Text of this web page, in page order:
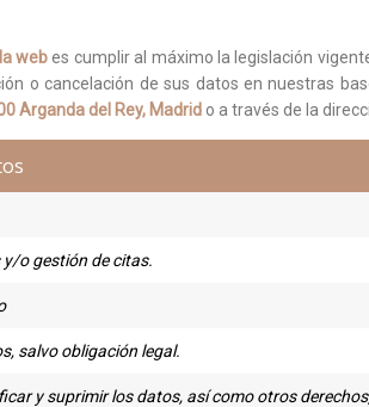
webes cumplir al máximo la legislación
o cancelación de sus datos en nuestras
Arganda del Rey, Madrid o a través de la
o gestión de citas.
salvo obligación legal.
y suprimir los datos, así como otros